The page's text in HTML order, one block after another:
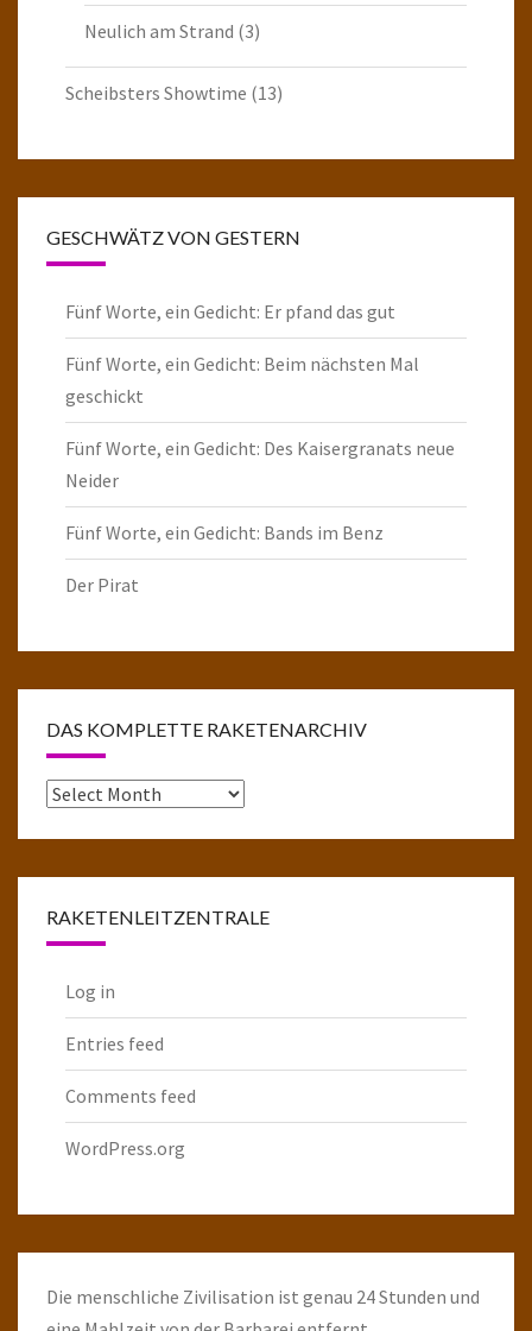
Neulich am Strand (3)
Scheibsters Showtime (13)
GESCHWÄTZ VON GESTERN
Fünf Worte, ein Gedicht: Er pfand das gut
Fünf Worte, ein Gedicht: Beim nächsten Mal
geschickt
Fünf Worte, ein Gedicht: Des Kaisergranats neue
Neider
Fünf Worte, ein Gedicht: Bands im Benz
Der Pirat
DAS KOMPLETTE RAKETENARCHIV
Das
RAKETENLEITZENTRALE
Log in
Entries feed
Comments feed
WordPress.org
Die menschliche Zivilisation ist genau 24 Stunden und